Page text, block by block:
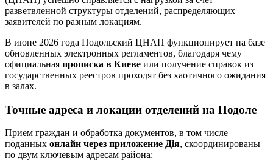
разветвленной структуры отделений, распределяющих
заявителей по разным локациям.
В июне 2026 года Подольский ЦНАП функционирует на базе
обновленных электронных регламентов, благодаря чему
официальная прописка в Киеве или получение справок из
государственных реестров проходят без хаотичного ожидания
в залах.
Точные адреса и локации отделений на Подоле
Прием граждан и обработка документов, в том числе
поданных онлайн через приложение Дія, скоординированы
по двум ключевым адресам района: